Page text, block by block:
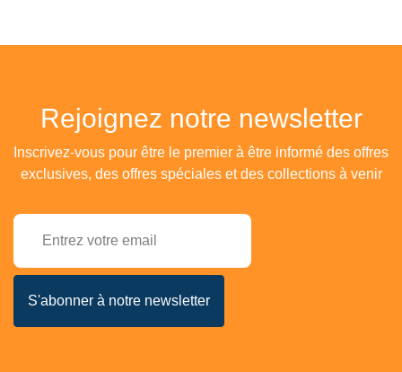
Rejoignez notre newsletter
Inscrivez-vous pour être le premier à être informé des offres
exclusives, des offres spéciales et des collections à venir